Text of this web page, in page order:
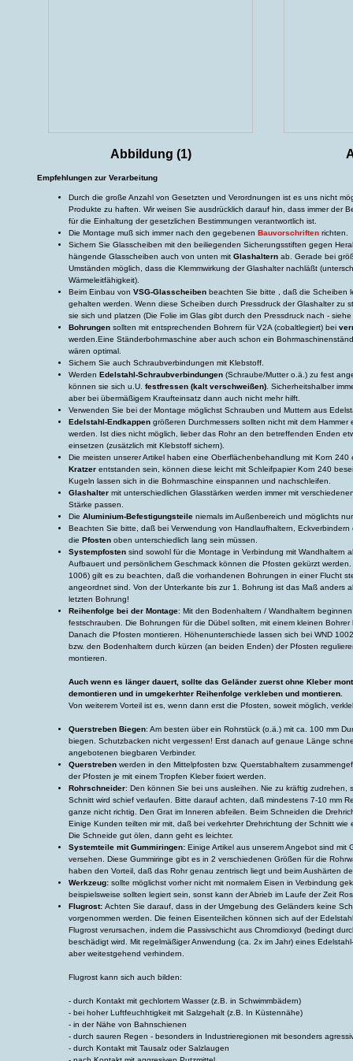
Abbildung (1)
Empfehlungen zur Verarbeitung
Durch die große Anzahl von Gesetzten und Verordnungen ist es uns nicht
Produkte zu haften. Wir weisen Sie ausdrücklich darauf hin, dass immer der
für die Einhaltung der gesetzlichen Bestimmungen verantwortlich ist.
Die Montage muß sich immer nach den gegebenen Bauvorschriften richten.
Sichern Sie Glasscheiben mit den beiliegenden Sicherungsstiften gegen
hängende Glasscheiben auch von unten mit Glashaltern ab. Gerade bei
Umständen möglich, dass die Klemmwirkung der Glashalter nachläßt
Wärmeleitfähigkeit).
Beim Einbau von VSG-Glasscheiben beachten Sie bitte , daß die Scheiben
gehalten werden. Wenn diese Scheiben durch Pressdruck der Glashalter zu
sie sich und platzen (Die Folie im Glas gibt durch den Pressdruck nach -
Bohrungen sollten mit entsprechenden Bohrern für V2A (cobaltlegiert) bei
werden.Eine Ständerbohrmaschine aber auch schon ein
wären optimal.
Sichern Sie auch Schraubverbindungen mit Klebstoff.
Werden Edelstahl-Schraubverbindungen (Schraube/Mutter o.ä.) zu fest
können sie sich u.U. festfressen (kalt verschweißen) . Sicherheitshalber
aber bei übermäßigem Kraufteinsatz dann auch nicht mehr hilft.
Verwenden Sie bei der Montage möglichst Schrauben und Muttern aus
Edelstahl-Endkappen größeren Durchmessers sollten nicht mit dem
werden. Ist dies nicht möglich, lieber das Rohr an den betreffenden Enden
einsetzen (zusätzlich mit Klebstoff sichern).
Die meisten unserer Artikel haben eine Oberflächenbehandlung mit Korn
Kratzer entstanden sein, können diese leicht mit Schleifpapier Korn 240
Kugeln lassen sich in die Bohrmaschine einspannen und nachschleifen.
Glashalter mit unterschiedlichen Glasstärken werden immer mit
Stärke passen.
Die Aluminium-Befestigungsteile niemals im Außenbereich und möglichts
Beachten Sie bitte, daß bei Verwendung von Handlaufhaltern,
die Pfosten oben unterschiedlich lang sein müssen.
Systempfosten sind sowohl für die Montage in Verbindung mit Wandhaltern
Aufbauert und persönlichem Geschmack können die Pfosten gekürzt
1006) gilt es zu beachten, daß die vorhandenen Bohrungen in einer Flucht
angeordnet sind. Von der Unterkante bis zur 1. Bohrung ist das Maß anders
letzten Bohrung!
Reihenfolge bei der Montage: Mit den Bodenhaltern / Wandhaltern
festschrauben. Die Bohrungen für die Dübel sollten, mit einem kleinen
Danach die Pfosten montieren. Höhenunterschiede lassen sich bei WND
bzw. den Bodenhaltern durch kürzen (an beiden Enden) der Pfosten
montieren.
Auch wenn es länger dauert, sollte das Geländer zuerst ohne Kleber
demontieren und in umgekerhter Reihenfolge verkleben und montieren.
Von weiterem Vorteil ist es, wenn dann erst die Pfosten, soweit möglich,
Querstreben Biegen: Am besten über ein Rohrstück (o.ä.) mit ca. 100 mm
biegen. Schutzbacken nicht vergessen! Erst danach auf genaue Länge
angebotenen biegbaren Verbinder.
Querstreben werden in den Mittelpfosten bzw. Querstabhaltern
der Pfosten je mit einem Tropfen Kleber fixiert werden.
Rohrschneider: Den können Sie bei uns ausleihen. Nie zu kräftig zudrehen,
Schnitt wird schief verlaufen. Bitte darauf achten, daß mindestens 7-10 mm
ganze nicht richtig. Den Grat im Inneren abfeilen. Beim Schneiden die
Einige Kunden teilten mir mit, daß bei verkehrter Drehrichtung der Schnitt wie
Die Schneide gut ölen, dann geht es leichter.
Systemteile mit Gummiringen: Einige Artikel aus unserem Angebot sind mit
versehen. Diese Gummiringe gibt es in 2 verschiedenen Größen für die
haben den Vorteil, daß das Rohr genau zentrisch liegt und beim Aushärten
Werkzeug: sollte möglichst vorher nicht mit normalem Eisen in Verbindung
beispielsweise sollten legiert sein, sonst kann der Abrieb im Laufe der Zeit
Flugrost: Achten Sie darauf, dass in der Umgebung des Geländers keine
vorgenommen werden. Die feinen Eisenteilchen können sich auf der
Flugrost verursachen, indem die Passivschicht aus Chromdioxyd (bedingt
beschädigt wird. Mit regelmäßiger Anwendung (ca. 2x im Jahr) eines
aber weitestgehend verhindern.
Flugrost kann sich auch bilden:
- durch Kontakt mit gechlortem Wasser (z.B. in Schwimmbädern)
- bei hoher Luftfeuchhtigkeit mit Salzgehalt (z.B. In Küstennähe)
- in der Nähe von Bahnschienen
- durch sauren Regen - besonders in Industrieregionen mit besonders
- durch Kontakt mit Tausalz oder Salzlaugen